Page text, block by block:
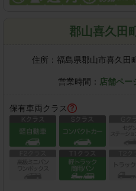
郡山喜久田
住所： 福島県郡山市喜久田
営業時間： 店舗ペ
保有車両クラス